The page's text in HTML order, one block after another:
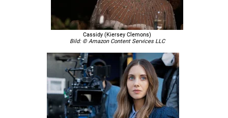
Cassidy (Kiersey Clemons)
Bild: © Amazon Content Services LLC